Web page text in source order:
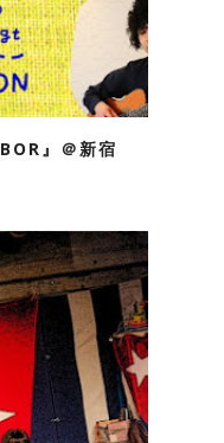
』＠新宿